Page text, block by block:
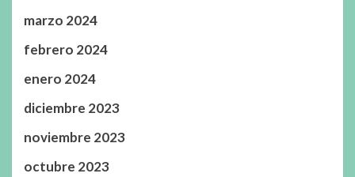
marzo 2024
febrero 2024
enero 2024
diciembre 2023
noviembre 2023
octubre 2023